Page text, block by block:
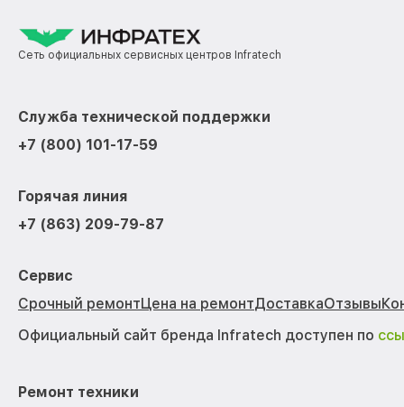
Сеть официальных сервисных центров Infratech
Служба технической поддержки
+7 (800) 101-17-59
Горячая линия
+7 (863) 209-79-87
Сервис
Срочный ремонтЦена на ремонтДоставкаОтзывы
Официальный сайт бренда Infratech доступен по
Ремонт техники